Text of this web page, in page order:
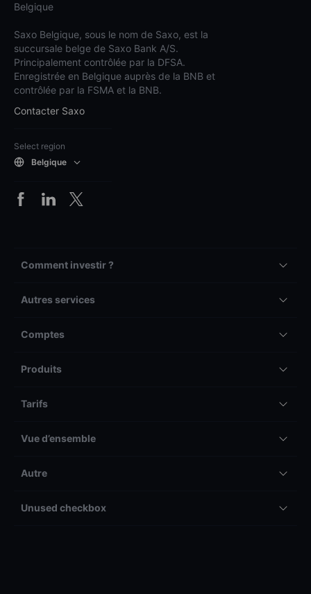
Belgique
Saxo Belgique, sous le nom de Saxo, est la
succursale belge de Saxo Bank A/S.
Principalement contrôlée par la DFSA.
Enregistrée en Belgique auprès de la BNB et
contrôlée par la FSMA et la BNB.
Contacter Saxo
Select region
Belgique
Comment investir ?
Autres services
Comptes
Produits
Tarifs
Vue d’ensemble
Autre
Unused checkbox